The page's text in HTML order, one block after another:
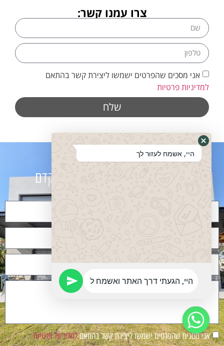
צרו עמנו קשר:
אני מסכים שהפרטים ישמשו ליצירת קשר בהתאם
למדיניות פרטיות
שלח
ונחזור אליכם בהקדם
אני מסכים שהפרטים ישמשו ליצירת קשר בהתאםלמדיניות פרטיות
היי, אשמח לעזור לך